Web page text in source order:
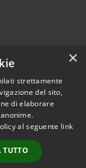
2026 • Comune di
•
Accesso
×
strettamente
del sito,
di elaborare
al seguente link
TUTTO